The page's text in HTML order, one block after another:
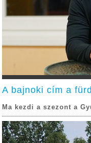
A bajnoki cím a
Ma kezdi a szezont a